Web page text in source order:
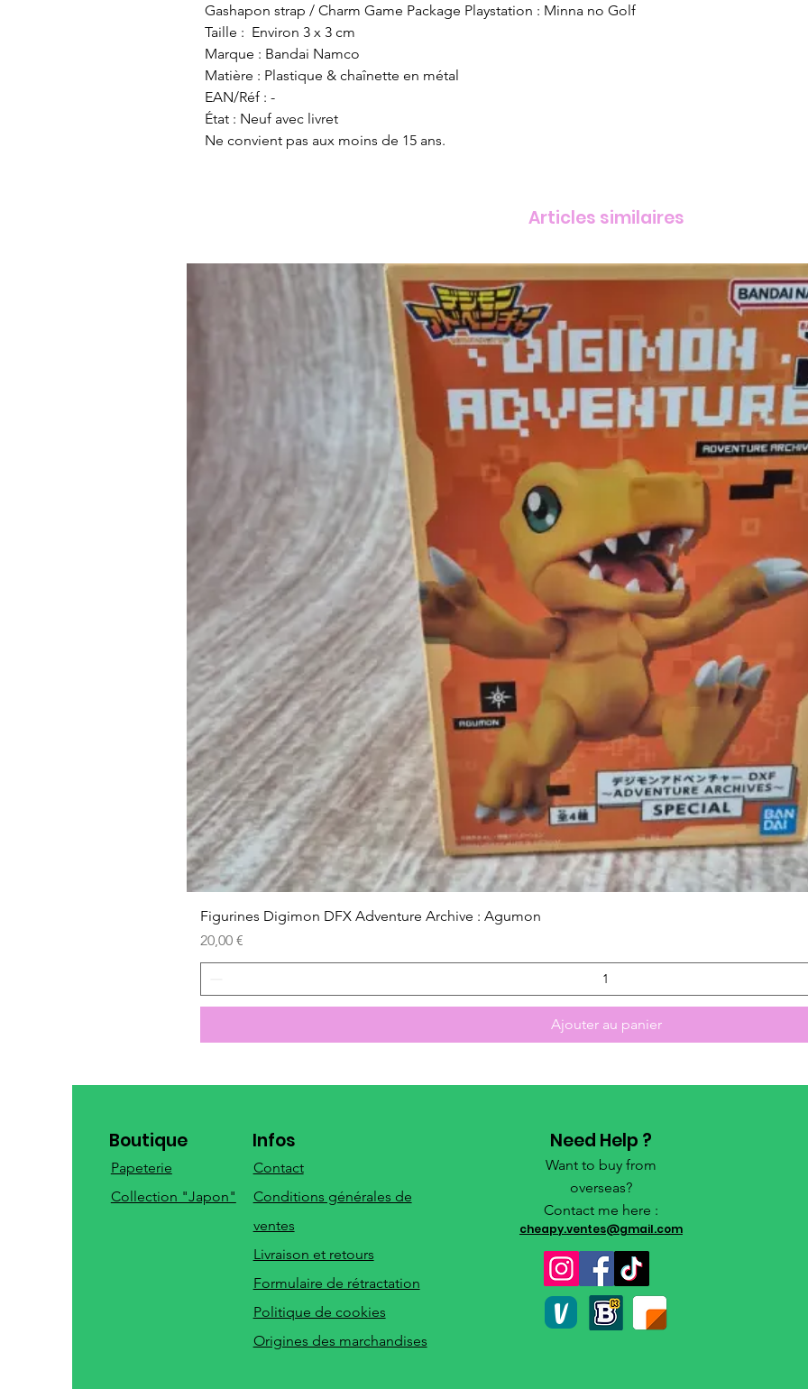
Gashapon strap / Charm Game Package Playstation : Minna no Golf
Taille : Environ 3 x 3 cm
Marque : Bandai Namco
Matière : Plastique & chaînette en métal
EAN/Réf : -
État : Neuf avec livret
Ne convient pas aux moins de 15 ans.
Articles similaires
Figurines Digimon DFX Adventure Archive : Agumon
Prix
20,00 €
Ajouter au panier
Boutique
Papeterie
Collection "Japon"
Contact
Conditions générales de
ventes
Livraison et retours
Formulaire de rétractation
Politique de cookies
Origines des marchandises
Need Help ?
Want to buy from
overseas?
Contact me here :
cheapy.ventes@gmail.com
Infos